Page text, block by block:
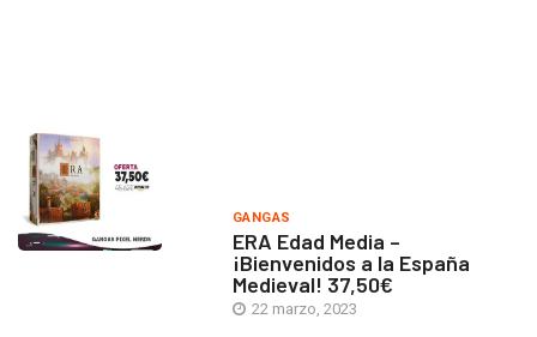
GANGAS
ERA Edad Media –
¡Bienvenidos a la España
Medieval! 37,50€
22 marzo, 2023